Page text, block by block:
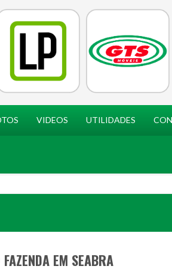
VIDEOS UTILIDADES
EM SEABRA